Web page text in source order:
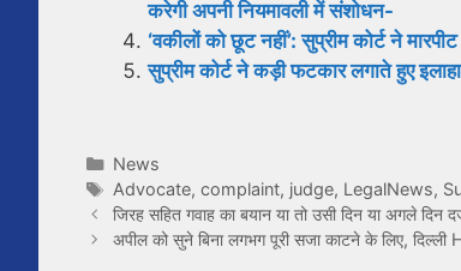
करेगी अपनी नियमावली में संशोधन-
‘वकीलों को छूट नहीं’: सुप्रीम कोर्ट ने
सुप्रीम कोर्ट ने कड़ी फटकार लगाते हुए
Categories
News
Tags
Advocate, complaint, judge, LegalNews,
जिरह सहित गवाह का बयान या तो उसी दिन या अगले दिन
अपील को सुने बिना लगभग पूरी सजा काटने के लिए,